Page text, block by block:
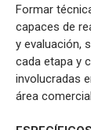
Formar
capaces de
y evaluación,
cada etapa y
involucradas
área